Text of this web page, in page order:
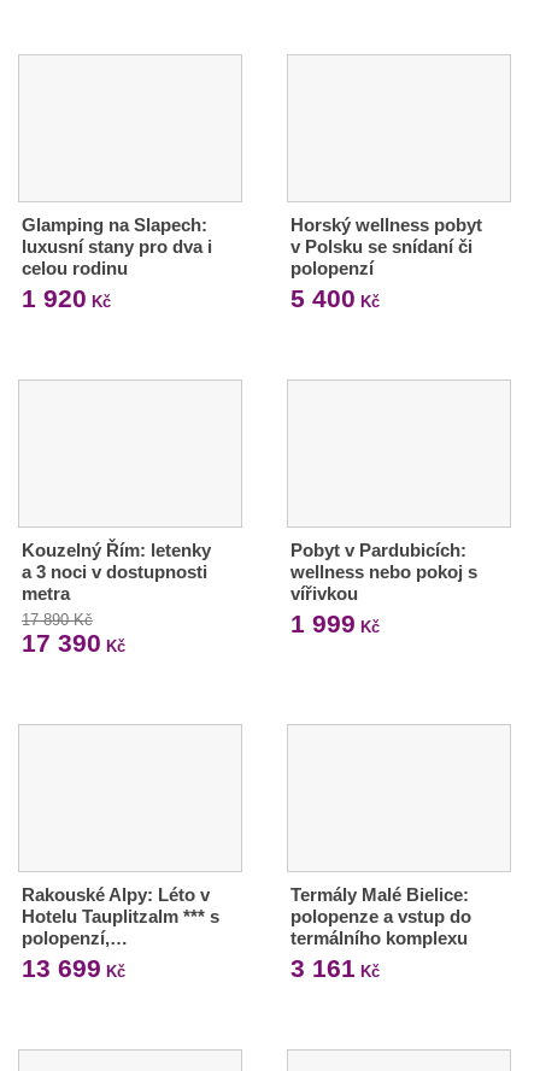
Glamping na Slapech:
luxusní stany pro dva i
celou rodinu
1 920 Kč
Horský wellness pobyt
v Polsku se snídaní či
polopenzí
5 400 Kč
Kouzelný Řím: letenky
a 3 noci v dostupnosti
metra
17 890 Kč
17 390 Kč
Pobyt v Pardubicích:
wellness nebo pokoj s
vířivkou
1 999 Kč
Rakouské Alpy: Léto v
Hotelu Tauplitzalm *** s
polopenzí,…
13 699 Kč
Termály Malé Bielice:
polopenze a vstup do
termálního komplexu
3 161 Kč